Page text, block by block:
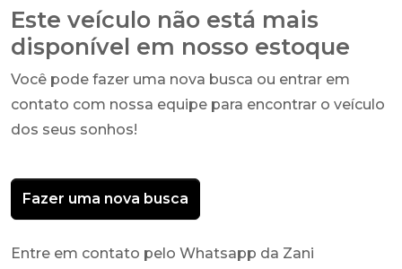
Este veículo não está mais
disponível em nosso estoque
Você pode fazer uma nova busca ou entrar em
contato com nossa equipe para encontrar o veículo
dos seus sonhos!
Fazer uma nova busca
Entre em contato pelo Whatsapp da Zani